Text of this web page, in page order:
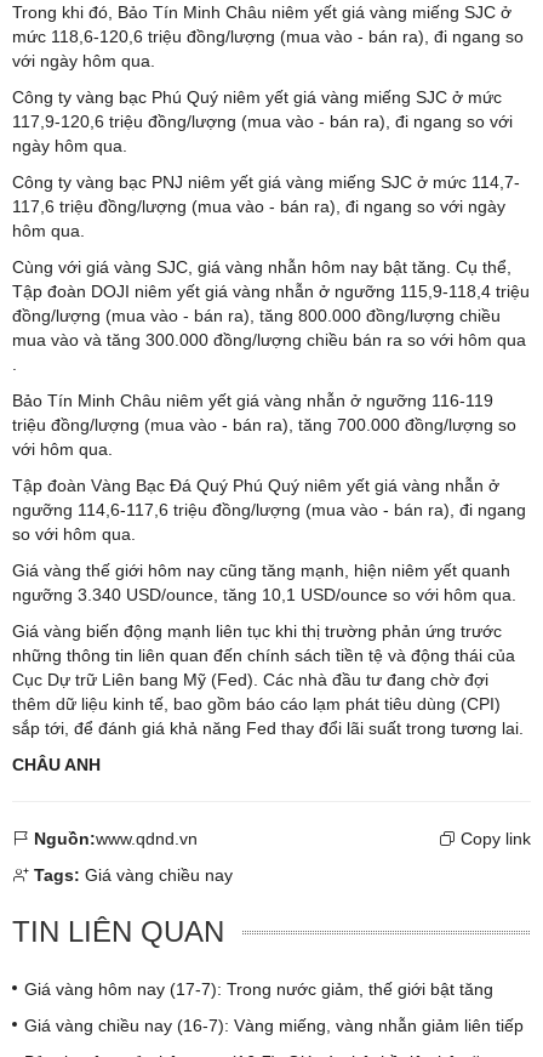
Trong khi đó, Bảo Tín Minh Châu niêm yết giá vàng miếng SJC ở
mức 118,6-120,6 triệu đồng/lượng (mua vào - bán ra), đi ngang so
với ngày hôm qua.
Công ty vàng bạc Phú Quý niêm yết giá vàng miếng SJC ở mức
117,9-120,6 triệu đồng/lượng (mua vào - bán ra), đi ngang so với
ngày hôm qua.
Công ty vàng bạc PNJ niêm yết giá vàng miếng SJC ở mức 114,7-
117,6 triệu đồng/lượng (mua vào - bán ra), đi ngang so với ngày
hôm qua.
Cùng với giá vàng SJC, giá vàng nhẫn hôm nay bật tăng. Cụ thể,
Tập đoàn DOJI niêm yết giá vàng nhẫn ở ngưỡng 115,9-118,4 triệu
đồng/lượng (mua vào - bán ra), tăng 800.000 đồng/lượng chiều
mua vào và tăng 300.000 đồng/lượng chiều bán ra so với hôm qua
Bảo Tín Minh Châu niêm yết giá vàng nhẫn ở ngưỡng 116-119
triệu đồng/lượng (mua vào - bán ra), tăng 700.000 đồng/lượng so
với hôm qua.
Tập đoàn Vàng Bạc Đá Quý Phú Quý niêm yết giá vàng nhẫn ở
ngưỡng 114,6-117,6 triệu đồng/lượng (mua vào - bán ra), đi ngang
so với hôm qua.
Giá vàng thế giới hôm nay cũng tăng mạnh, hiện niêm yết quanh
ngưỡng 3.340 USD/ounce, tăng 10,1 USD/ounce so với hôm qua.
Giá vàng biến động mạnh liên tục khi thị trường phản ứng trước
những thông tin liên quan đến chính sách tiền tệ và động thái của
Cục Dự trữ Liên bang Mỹ (Fed). Các nhà đầu tư đang chờ đợi
thêm dữ liệu kinh tế, bao gồm báo cáo lạm phát tiêu dùng (CPI)
sắp tới, để đánh giá khả năng Fed thay đổi lãi suất trong tương lai.
CHÂU ANH
Nguồn:www.qdnd.vn
Copy link
Tags: Giá vàng chiều nay
TIN LIÊN QUAN
Giá vàng hôm nay (17-7): Trong nước giảm, thế giới bật tăng
Giá vàng chiều nay (16-7): Vàng miếng, vàng nhẫn giảm liên tiếp